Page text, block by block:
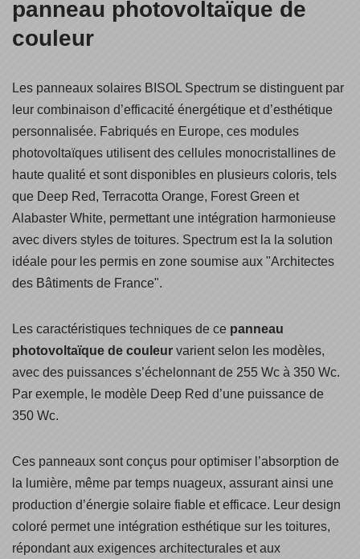
panneau photovoltaïque de
couleur
Les panneaux solaires BISOL Spectrum se distinguent par
leur combinaison d’efficacité énergétique et d’esthétique
personnalisée. Fabriqués en Europe, ces modules
photovoltaïques utilisent des cellules monocristallines de
haute qualité et sont disponibles en plusieurs coloris, tels
que Deep Red, Terracotta Orange, Forest Green et
Alabaster White, permettant une intégration harmonieuse
avec divers styles de toitures. Spectrum est la la solution
idéale pour les permis en zone soumise aux "Architectes
des Bâtiments de France".
Les caractéristiques techniques de ce panneau
photovoltaïque de couleur varient selon les modèles,
avec des puissances s’échelonnant de 255 Wc à 350 Wc.
Par exemple, le modèle Deep Red d’une puissance de
350 Wc.
Ces panneaux sont conçus pour optimiser l’absorption de
la lumière, même par temps nuageux, assurant ainsi une
production d’énergie solaire fiable et efficace. Leur design
coloré permet une intégration esthétique sur les toitures,
répondant aux exigences architecturales et aux